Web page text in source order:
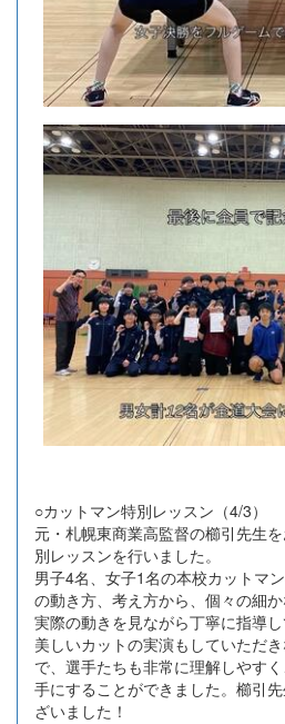
○カットマン特別レッスン（4/3）
元・札幌東商業高監督の櫛引先生
別レッスンを行いました。
男子4名、女子1名の本校カットマ
の動き方、考え方から、個々の細
実際の動きを見ながら丁寧に指導し
美しいカットの実演もしていただ
で、選手たちも非常に理解しやす
手にすることができました。櫛引
ざいました！